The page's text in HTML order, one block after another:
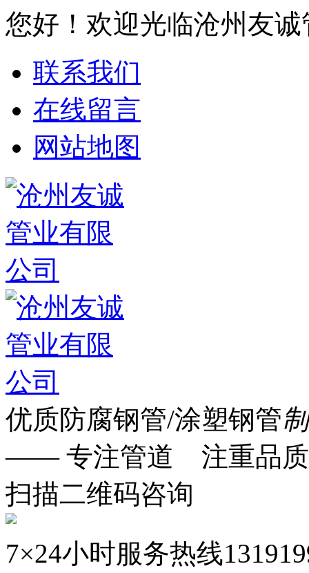
您好！欢迎光临沧州友
联系我们
在线留言
网站地图
优质防腐钢管/涂塑钢管
—— 专注管道 注重品
扫描二维码咨询
7×24小时服务热线